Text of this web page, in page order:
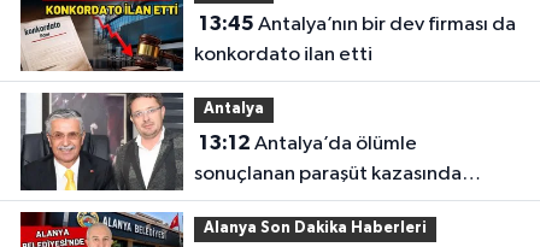
13:45
konkordato ilan etti
Antalya
13:12
sonuçlanan paraşüt kazasında
gözler Necati Topaloğlu’nun
oğlunda
Alanya Son Dakika Haberleri